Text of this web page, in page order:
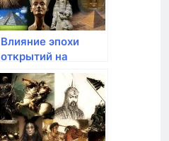
Влияние эпохи
открытий на
развитие торговли
и экономики